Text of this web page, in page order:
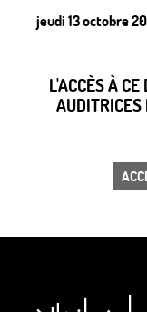
jeudi 13 octobre
L'ACCÈS À
AUDITRICES